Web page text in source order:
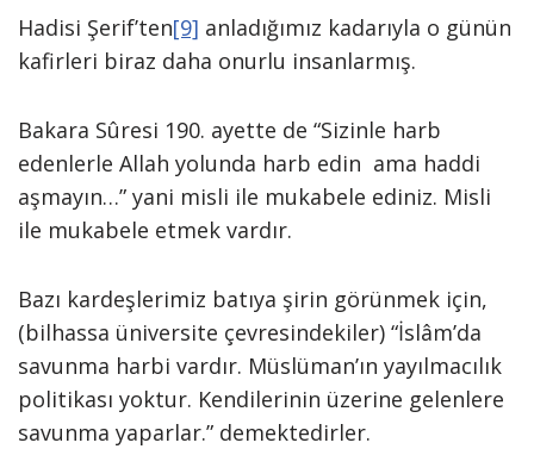
Hadisi Şerif’ten[9] anladığımız kadarıyla o günün
kafirleri biraz daha onurlu insanlarmış.
Bakara Sûresi 190. ayette de “Sizinle harb
edenlerle Allah yolunda harb edin ama haddi
aşmayın…” yani misli ile mukabele ediniz. Misli
ile mukabele etmek vardır.
Bazı kardeşlerimiz batıya şirin görünmek için,
(bilhassa üniversite çevresindekiler) “İslâm’da
savunma harbi vardır. Müslüman’ın yayılmacılık
politikası yoktur. Kendilerinin üzerine gelen­lere
savunma yaparlar.” demektedirler.